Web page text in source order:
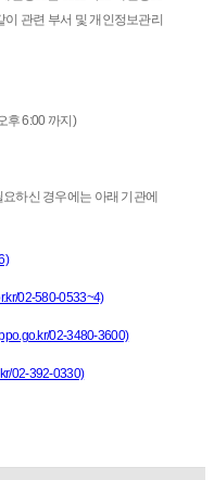
관련 부서 및 개인정보관리
후 6:00 까지)
하신 경우에는 아래 기관에
02-580-0533~4)
02-3480-3600)
02-392-0330)